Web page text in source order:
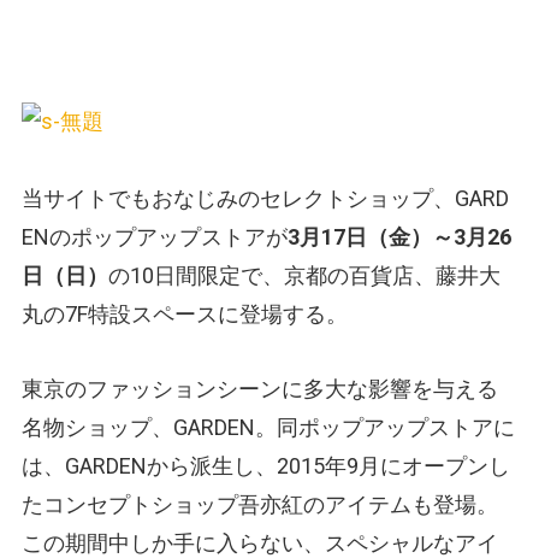
当サイトでもおなじみのセレクトショップ、GARD
ENのポップアップストアが3月17日（金）～3月26
日（日） の10日間限定で、京都の百貨店、藤井大
丸の7F特設スペースに登場する。
東京のファッションシーンに多大な影響を与える
名物ショップ、GARDEN。同ポップアップストアに
は、GARDENから派生し、2015年9月にオープンし
たコンセプトショップ吾亦紅のアイテムも登場。
この期間中しか手に入らない、スペシャルなアイ